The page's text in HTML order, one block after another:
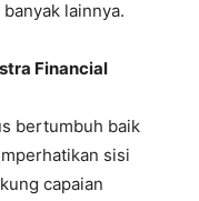
lainnya.
Financial
bertumbuh baik
sisi
capaian